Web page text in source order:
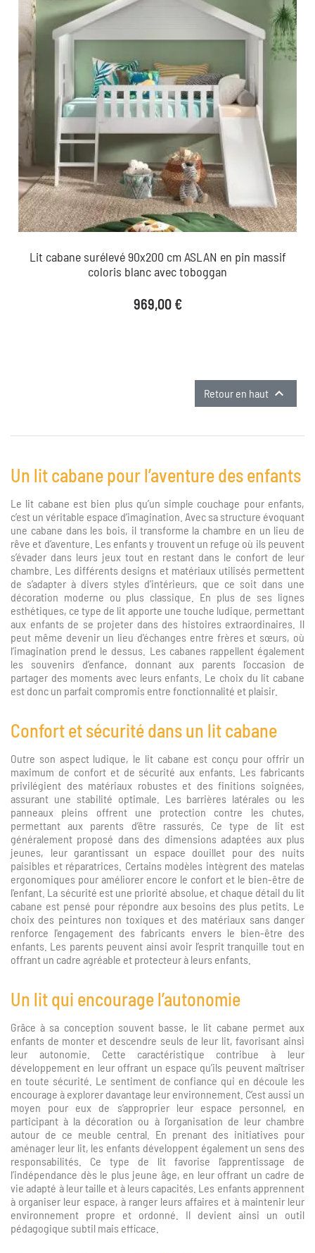
Lit cabane surélevé 90x200 cm ASLAN en pin massif
coloris blanc avec toboggan
Prix
969,00 €
Retour en haut 
Un lit cabane pour l’aventure des enfants
Le lit cabane est bien plus qu’un simple couchage pour enfants,
c’est un véritable espace d’imagination. Avec sa structure évoquant
une cabane dans les bois, il transforme la chambre en un lieu de
rêve et d’aventure. Les enfants y trouvent un refuge où ils peuvent
s’évader dans leurs jeux tout en restant dans le confort de leur
chambre. Les différents designs et matériaux utilisés permettent
de s’adapter à divers styles d'intérieurs, que ce soit dans une
décoration moderne ou plus classique. En plus de ses lignes
esthétiques, ce type de lit apporte une touche ludique, permettant
aux enfants de se projeter dans des histoires extraordinaires. Il
peut même devenir un lieu d'échanges entre frères et sœurs, où
l’imagination prend le dessus. Les cabanes rappellent également
les souvenirs d’enfance, donnant aux parents l’occasion de
partager des moments avec leurs enfants. Le choix du lit cabane
est donc un parfait compromis entre fonctionnalité et plaisir.
Confort et sécurité dans un lit cabane
Outre son aspect ludique, le lit cabane est conçu pour offrir un
maximum de confort et de sécurité aux enfants. Les fabricants
privilégient des matériaux robustes et des finitions soignées,
assurant une stabilité optimale. Les barrières latérales ou les
panneaux pleins offrent une protection contre les chutes,
permettant aux parents d’être rassurés. Ce type de lit est
généralement proposé dans des dimensions adaptées aux plus
jeunes, leur garantissant un espace douillet pour des nuits
paisibles et réparatrices. Certains modèles intègrent des matelas
ergonomiques pour améliorer encore le confort et le bien-être de
l'enfant. La sécurité est une priorité absolue, et chaque détail du lit
cabane est pensé pour répondre aux besoins des plus petits. Le
choix des peintures non toxiques et des matériaux sans danger
renforce l'engagement des fabricants envers le bien-être des
enfants. Les parents peuvent ainsi avoir l’esprit tranquille tout en
offrant un cadre agréable et protecteur à leurs enfants.
Un lit qui encourage l’autonomie
Grâce à sa conception souvent basse, le lit cabane permet aux
enfants de monter et descendre seuls de leur lit, favorisant ainsi
leur autonomie. Cette caractéristique contribue à leur
développement en leur offrant un espace qu’ils peuvent maîtriser
en toute sécurité. Le sentiment de confiance qui en découle les
encourage à explorer davantage leur environnement. C’est aussi un
moyen pour eux de s’approprier leur espace personnel, en
participant à la décoration ou à l'organisation de leur chambre
autour de ce meuble central. En prenant des initiatives pour
aménager leur lit, les enfants développent également un sens des
responsabilités. Ce type de lit favorise l’apprentissage de
l’indépendance dès le plus jeune âge, en leur offrant un cadre de
vie adapté à leur taille et à leurs capacités. Les enfants apprennent
à organiser leur espace, à ranger leurs affaires et à maintenir leur
environnement propre et ordonné. Il devient ainsi un outil
pédagogique subtil mais efficace.